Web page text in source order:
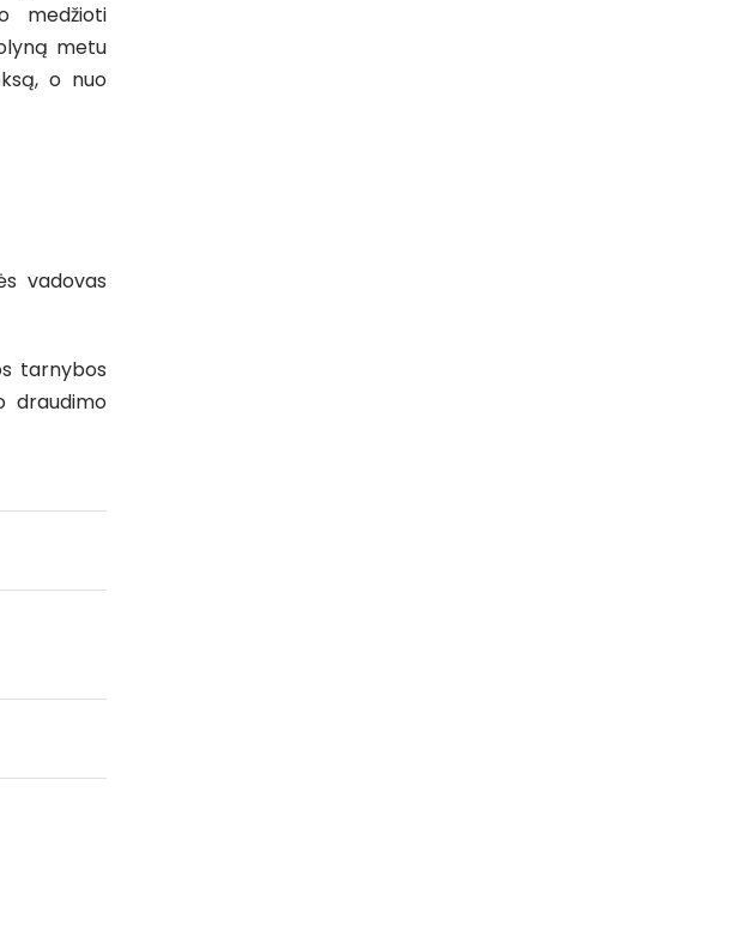
medžioti
metu
o nuo
vadovas
tarnybos
draudimo